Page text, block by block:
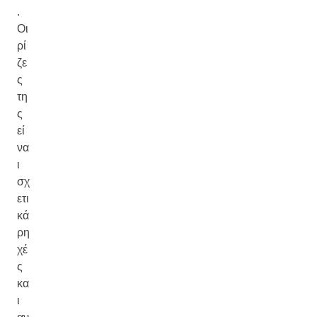
.
Οι
ρί
ζε
ς
τη
ς
εί
να
ι
σχ
ετι
κά
ρη
χέ
ς
κα
ι